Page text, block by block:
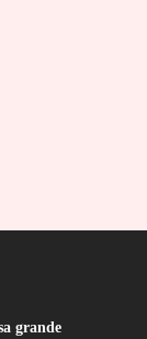
grande